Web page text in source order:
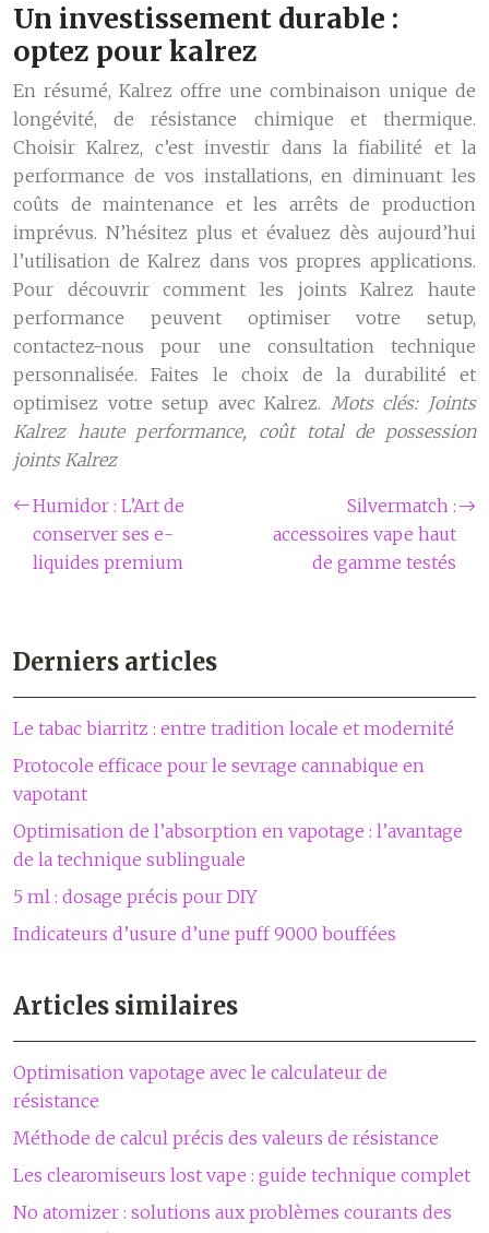
Un investissement durable :
optez pour kalrez
En résumé, Kalrez offre une combinaison unique de
longévité, de résistance chimique et thermique.
Choisir Kalrez, c’est investir dans la fiabilité et la
performance de vos installations, en diminuant les
coûts de maintenance et les arrêts de production
imprévus. N’hésitez plus et évaluez dès aujourd’hui
l’utilisation de Kalrez dans vos propres applications.
Pour découvrir comment les joints Kalrez haute
performance peuvent optimiser votre setup,
contactez-nous pour une consultation technique
personnalisée. Faites le choix de la durabilité et
optimisez votre setup avec Kalrez. Mots clés: Joints
Kalrez haute performance, coût total de possession
joints Kalrez
Humidor : L’Art de
conserver ses e-
liquides premium
Silvermatch :
accessoires vape haut
de gamme testés
Derniers articles
Le tabac biarritz : entre tradition locale et modernité
Protocole efficace pour le sevrage cannabique en
vapotant
Optimisation de l’absorption en vapotage : l’avantage
de la technique sublinguale
5 ml : dosage précis pour DIY
Indicateurs d’usure d’une puff 9000 bouffées
Articles similaires
Optimisation vapotage avec le calculateur de
résistance
Méthode de calcul précis des valeurs de résistance
Les clearomiseurs lost vape : guide technique complet
No atomizer : solutions aux problèmes courants des